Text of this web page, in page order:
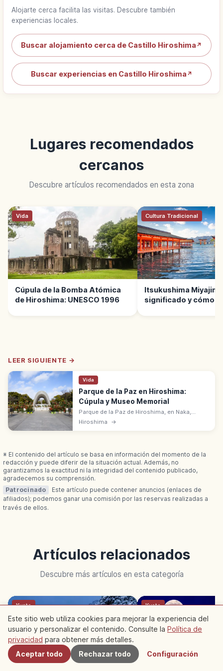
Alojarte cerca facilita las visitas. Descubre también
experiencias locales.
Buscar alojamiento cerca de Castillo Hiroshima ↗
Buscar experiencias en Castillo Hiroshima ↗
Lugares recomendados
cercanos
Descubre artículos recomendados en esta zona
Vida
Cúpula de la Bomba Atómica
de Hiroshima: UNESCO 1996
Cultura Tradicional
Itsukushima
significado y cómo
LEER SIGUIENTE →
Vida
Parque de la Paz en Hiroshima:
Cúpula y Museo Memorial
Parque de la Paz de Hiroshima, en Naka,
abarca 12 ha junto al hipocentro del 6 de
Hiroshima →
※ El contenido del artículo se basa en información del momento de la
redacción y puede diferir de la situación actual. Además, no
garantizamos la exactitud ni la integridad del contenido publicado,
agradecemos su comprensión.
Patrocinado
Este artículo puede contener anuncios (enlaces de
afiliados); podemos ganar una comisión por las reservas realizadas a
través de ellos.
Artículos relacionados
Descubre más artículos en esta categoría
Kyoto Kyoto
Cercanos
Este sitio web utiliza cookies para mejorar la experiencia del
usuario y personalizar el contenido. Consulte la Política de
privacidad para obtener más detalles.
Aceptar todo
Rechazar todo Configuración